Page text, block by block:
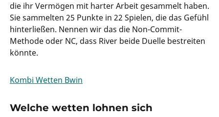
die ihr Vermögen mit harter Arbeit gesammelt haben.
Sie sammelten 25 Punkte in 22 Spielen, die das Gefühl
hinterließen. Nennen wir das die Non-Commit-
Methode oder NC, dass River beide Duelle bestreiten
könnte.
Kombi Wetten Bwin
Welche wetten lohnen sich